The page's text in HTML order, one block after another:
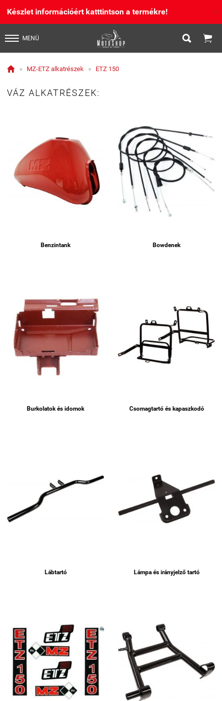
Készlet információért katttintson a termékre! X
MENÜ  
 » MZ-ETZ alkatrészek » ETZ 150
VÁZ ALKATRÉSZEK:
Benzintank Bowdenek
Burkolatok és idomok Csomagtartó és kapaszkodó
Lábtartó Lámpa és irányjelző tartó